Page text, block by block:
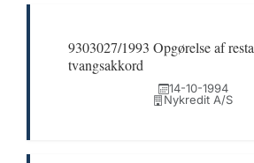
9303027/1993 Opgørelse af
tvangsakkord
14-10-1994
Nykredit A/S